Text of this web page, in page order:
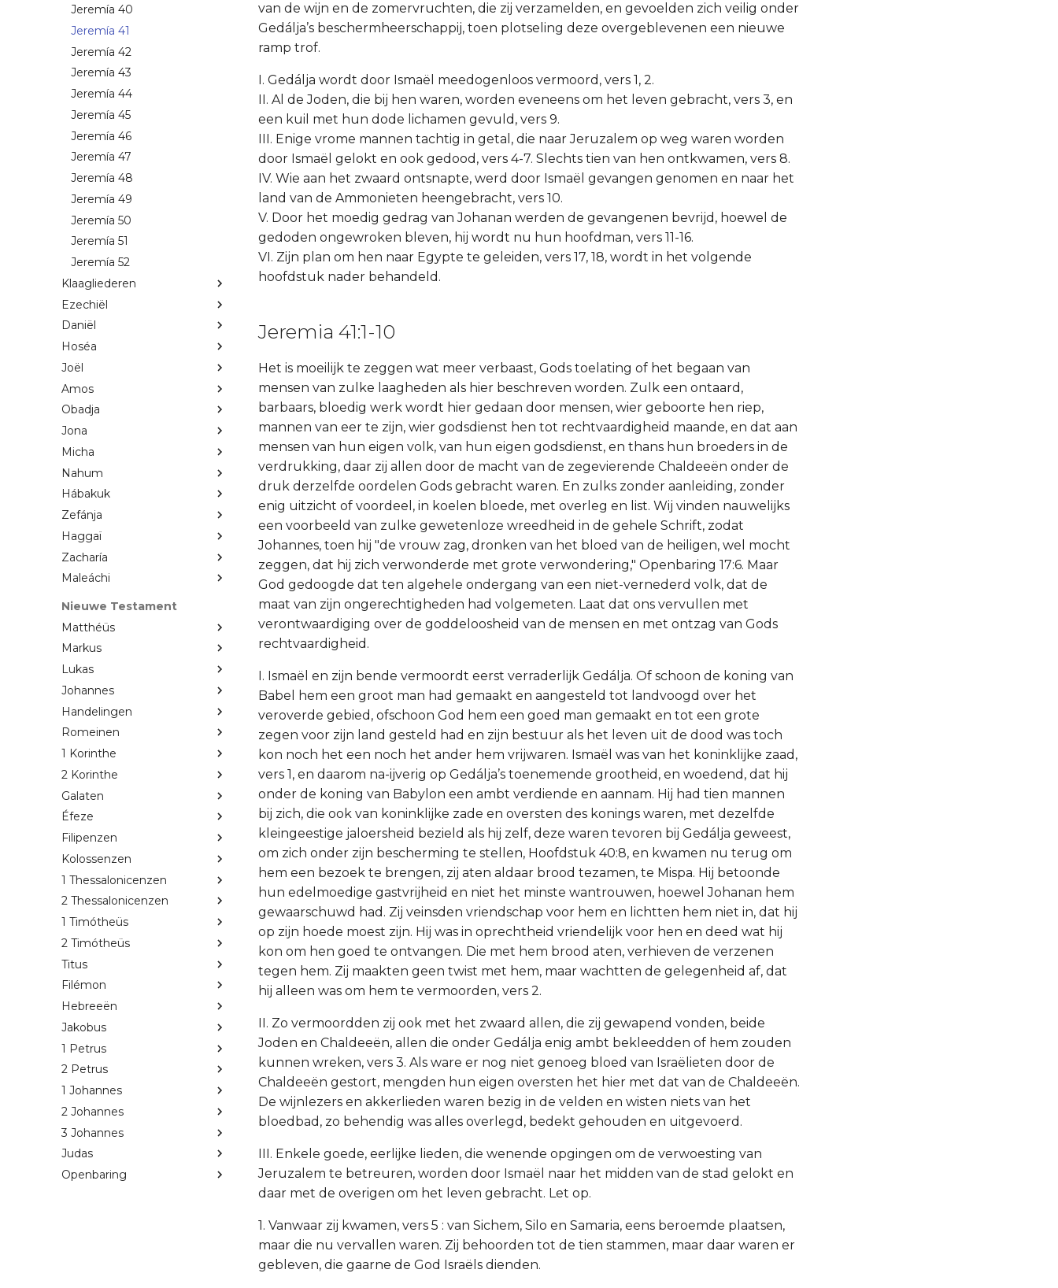
Jeremía 40
Jeremía 41
Jeremía 42
Jeremía 43
Jeremía 44
Jeremía 45
Jeremía 46
Jeremía 47
Jeremía 48
Jeremía 49
Jeremía 50
Jeremía 51
Jeremía 52
Klaagliederen
Ezechiël
Daniël
Hoséa
Joël
Amos
Obadja
Jona
Micha
Nahum
Hábakuk
Zefánja
Haggaï
Zacharía
Maleáchi
Nieuwe Testament
Matthéüs
Markus
Lukas
Johannes
Handelingen
Romeinen
1 Korinthe
2 Korinthe
Galaten
Éfeze
Filipenzen
Kolossenzen
1 Thessalonicenzen
2 Thessalonicenzen
1 Timótheüs
2 Timótheüs
Titus
Filémon
Hebreeën
Jakobus
1 Petrus
2 Petrus
1 Johannes
2 Johannes
3 Johannes
Judas
Openbaring
van de wijn en de zomervruchten, die zij verzamelden, en gevoelden zich veilig onder
Gedálja’s beschermheerschappij, toen plotseling deze overgeblevenen een nieuwe
ramp trof.
I. Gedálja wordt door Ismaël meedogenloos vermoord, vers 1, 2.
II. Al de Joden, die bij hen waren, worden eveneens om het leven gebracht, vers 3, en
een kuil met hun dode lichamen gevuld, vers 9.
III. Enige vrome mannen tachtig in getal, die naar Jeruzalem op weg waren worden
door Ismaël gelokt en ook gedood, vers 4-7. Slechts tien van hen ontkwamen, vers 8.
IV. Wie aan het zwaard ontsnapte, werd door Ismaël gevangen genomen en naar het
land van de Ammonieten heengebracht, vers 10.
V. Door het moedig gedrag van Johanan werden de gevangenen bevrijd, hoewel de
gedoden ongewroken bleven, hij wordt nu hun hoofdman, vers 11-16.
VI. Zijn plan om hen naar Egypte te geleiden, vers 17, 18, wordt in het volgende
hoofdstuk nader behandeld.
Jeremia 41:1-10
Het is moeilijk te zeggen wat meer verbaast, Gods toelating of het begaan van
mensen van zulke laagheden als hier beschreven worden. Zulk een ontaard,
barbaars, bloedig werk wordt hier gedaan door mensen, wier geboorte hen riep,
mannen van eer te zijn, wier godsdienst hen tot rechtvaardigheid maande, en dat aan
mensen van hun eigen volk, van hun eigen godsdienst, en thans hun broeders in de
verdrukking, daar zij allen door de macht van de zegevierende Chaldeeën onder de
druk derzelfde oordelen Gods gebracht waren. En zulks zonder aanleiding, zonder
enig uitzicht of voordeel, in koelen bloede, met overleg en list. Wij vinden nauwelijks
een voorbeeld van zulke gewetenloze wreedheid in de gehele Schrift, zodat
Johannes, toen hij "de vrouw zag, dronken van het bloed van de heiligen, wel mocht
zeggen, dat hij zich verwonderde met grote verwondering," Openbaring 17:6. Maar
God gedoogde dat ten algehele ondergang van een niet-vernederd volk, dat de
maat van zijn ongerechtigheden had volgemeten. Laat dat ons vervullen met
verontwaardiging over de goddeloosheid van de mensen en met ontzag van Gods
rechtvaardigheid.
I. Ismaël en zijn bende vermoordt eerst verraderlijk Gedálja. Of schoon de koning van
Babel hem een groot man had gemaakt en aangesteld tot landvoogd over het
veroverde gebied, ofschoon God hem een goed man gemaakt en tot een grote
zegen voor zijn land gesteld had en zijn bestuur als het leven uit de dood was toch
kon noch het een noch het ander hem vrijwaren. Ismaël was van het koninklijke zaad,
vers 1, en daarom na-ijverig op Gedálja’s toenemende grootheid, en woedend, dat hij
onder de koning van Babylon een ambt verdiende en aannam. Hij had tien mannen
bij zich, die ook van koninklijke zade en oversten des konings waren, met dezelfde
kleingeestige jaloersheid bezield als hij zelf, deze waren tevoren bij Gedálja geweest,
om zich onder zijn bescherming te stellen, Hoofdstuk 40:8, en kwamen nu terug om
hem een bezoek te brengen, zij aten aldaar brood tezamen, te Mispa. Hij betoonde
hun edelmoedige gastvrijheid en niet het minste wantrouwen, hoewel Johanan hem
gewaarschuwd had. Zij veinsden vriendschap voor hem en lichtten hem niet in, dat hij
op zijn hoede moest zijn. Hij was in oprechtheid vriendelijk voor hen en deed wat hij
kon om hen goed te ontvangen. Die met hem brood aten, verhieven de verzenen
tegen hem. Zij maakten geen twist met hem, maar wachtten de gelegenheid af, dat
hij alleen was om hem te vermoorden, vers 2.
II. Zo vermoordden zij ook met het zwaard allen, die zij gewapend vonden, beide
Joden en Chaldeeën, allen die onder Gedálja enig ambt bekleedden of hem zouden
kunnen wreken, vers 3. Als ware er nog niet genoeg bloed van Israëlieten door de
Chaldeeën gestort, mengden hun eigen oversten het hier met dat van de Chaldeeën.
De wijnlezers en akkerlieden waren bezig in de velden en wisten niets van het
bloedbad, zo behendig was alles overlegd, bedekt gehouden en uitgevoerd.
III. Enkele goede, eerlijke lieden, die wenende opgingen om de verwoesting van
Jeruzalem te betreuren, worden door Ismaël naar het midden van de stad gelokt en
daar met de overigen om het leven gebracht. Let op.
1. Vanwaar zij kwamen, vers 5 : van Sichem, Silo en Samaria, eens beroemde plaatsen,
maar die nu vervallen waren. Zij behoorden tot de tien stammen, maar daar waren er
gebleven, die gaarne de God Israëls dienden.